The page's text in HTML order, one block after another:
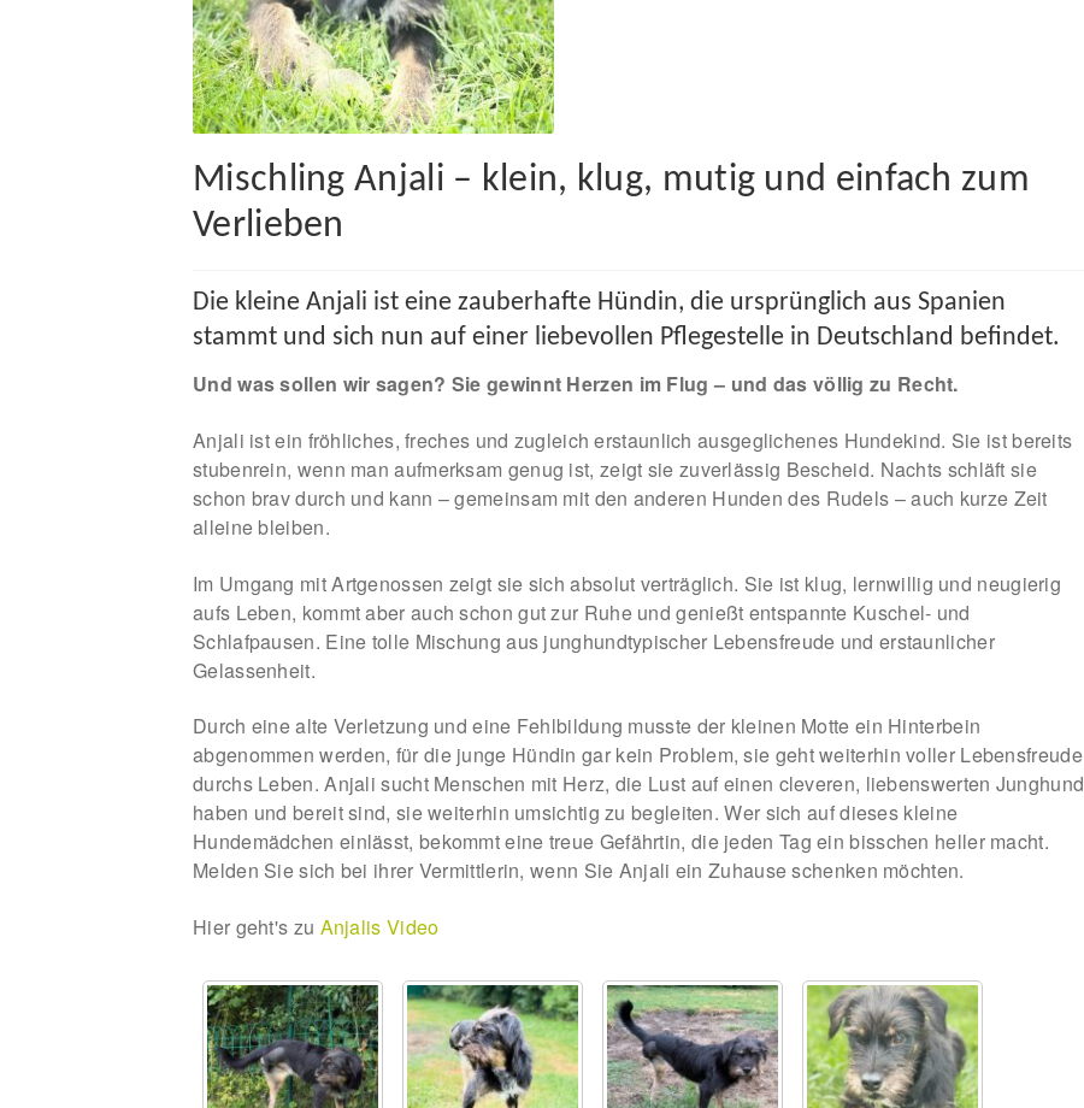
Mischling Anjali – klein, klug, mutig und einfach zum
Verlieben
Die kleine Anjali ist eine zauberhafte Hündin, die ursprünglich aus Spanien
stammt und sich nun auf einer liebevollen Pflegestelle in Deutschland befindet.
Und was sollen wir sagen? Sie gewinnt Herzen im Flug – und das völlig zu Recht.
Anjali ist ein fröhliches, freches und zugleich erstaunlich ausgeglichenes Hundekind. Sie ist bereits
stubenrein, wenn man aufmerksam genug ist, zeigt sie zuverlässig Bescheid. Nachts schläft sie
schon brav durch und kann – gemeinsam mit den anderen Hunden des Rudels – auch kurze Zeit
alleine bleiben.
Im Umgang mit Artgenossen zeigt sie sich absolut verträglich. Sie ist klug, lernwillig und neugierig
aufs Leben, kommt aber auch schon gut zur Ruhe und genießt entspannte Kuschel- und
Schlafpausen. Eine tolle Mischung aus junghundtypischer Lebensfreude und erstaunlicher
Gelassenheit.
Durch eine alte Verletzung und eine Fehlbildung musste der kleinen Motte ein Hinterbein
abgenommen werden, für die junge Hündin gar kein Problem, sie geht weiterhin voller Lebensfreude
durchs Leben. Anjali sucht Menschen mit Herz, die Lust auf einen cleveren, liebenswerten Junghund
haben und bereit sind, sie weiterhin umsichtig zu begleiten. Wer sich auf dieses kleine
Hundemädchen einlässt, bekommt eine treue Gefährtin, die jeden Tag ein bisschen heller macht.
Melden Sie sich bei ihrer Vermittlerin, wenn Sie Anjali ein Zuhause schenken möchten.
Hier geht's zu Anjalis Video